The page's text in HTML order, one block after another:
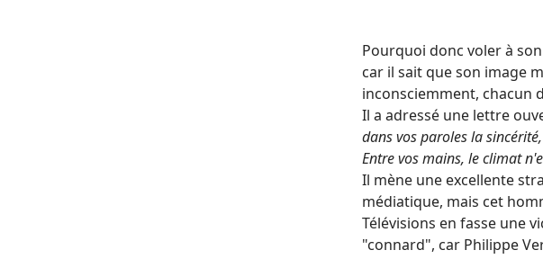
Pourquoi donc voler à
car il sait que son image
inconsciemment, chacun
Il a adressé une lettre
dans vos paroles la
Entre vos mains, le climat
Il mène une excellente
médiatique, mais cet
Télévisions en fasse une
"connard", car Philippe